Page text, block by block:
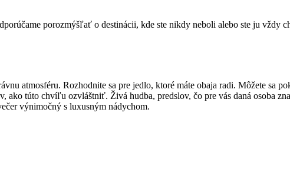
porozmýšľať o destinácii, kde ste nikdy neboli alebo ste ju
atmosféru. Rozhodnite sa pre jedlo, ktoré máte obaja radi. Môžete sa
ako túto chvíľu ozvláštniť. Živá hudba, predslov, čo pre vás daná osoba
výnimočný s luxusným nádychom.